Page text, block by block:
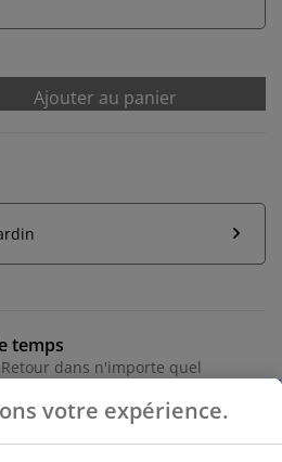
Ajouter au panier
temps
dans n'importe quel
sur tous nos articles
votre expérience.